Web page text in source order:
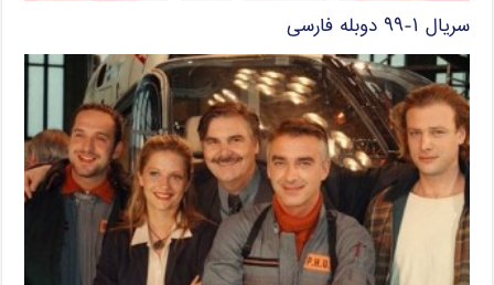
سریال ۱-۹۹ دوبله فارسی